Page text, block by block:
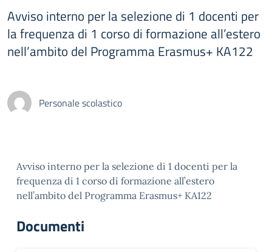
Avviso interno per la selezione di 1 docenti per
la frequenza di 1 corso di formazione all’estero
nell’ambito del Programma Erasmus+ KA122
Personale scolastico
Avviso interno per la selezione di 1 docenti per la
frequenza di 1 corso di formazione all’estero
nell’ambito del Programma Erasmus+ KA122
Documenti